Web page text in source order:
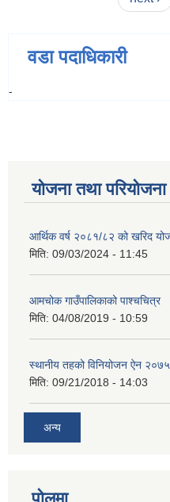
वडा पदाधिकारी
-
योजना तथा परियोजना
आर्थिक वर्ष २०८१/८२ को खरिद
मिति: 09/03/2024 - 11:45
आमचोक गाउँपालिकाको पाश्चचित्र
मिति: 04/08/2019 - 10:59
स्थानीय तहको विनियोजन ऐन २०७५
मिति: 09/21/2018 - 14:03
अन्य